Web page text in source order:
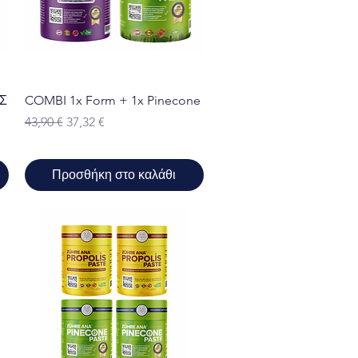
Γρήγορη προβολή
COMBI 1x Form + 1x Pinecone
Κανονική τιμή
43,90 € Τιμή Έκπτωσης
37,32 €
Προσθήκη στο καλάθι